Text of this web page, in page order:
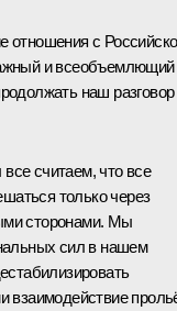
отношения с
и всеобъемлющий
наш разговор
считаем, что все
только через
сторонами. Мы
сил в нашем
взаимодействие